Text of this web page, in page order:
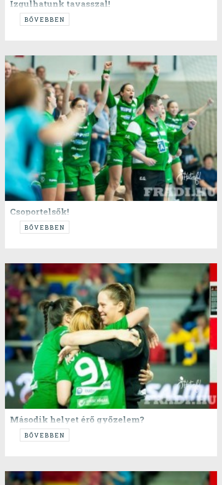
Izgulhatunk tavasszal!
Szoros meccsen, szép végjátékkal behúzta a magyar rangadót a Fradi.
BŐVEBBEN
Csoportelsők!
Mindkét zöld-fehér csapat vezeti a csoportját a hétvége után, az ETO
már biztosan ott is marad, a Fradi pedig remélhetőleg.
BŐVEBBEN
Második helyet érő győzelem?
Fordulatos, nem annyira magas színvonalú, sokszor kapkodós játékú
meccsen sikerült a Fradinak hazai pályán legyűrni a francia Metz
BŐVEBBEN